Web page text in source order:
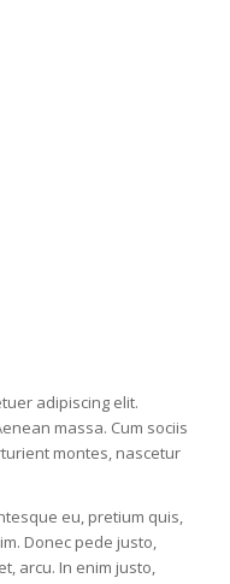
adipiscing elit.
massa. Cum sociis
montes, nascetur
eu, pretium quis,
Donec pede justo,
arcu. In enim justo,